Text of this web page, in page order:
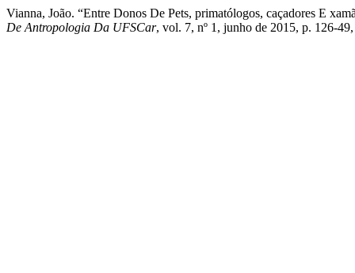
Vianna, João. “Entre Donos De Pets, primatólogos, caçadores E
De Antropologia Da UFSCar, vol. 7, nº 1, junho de 2015, p. 126-